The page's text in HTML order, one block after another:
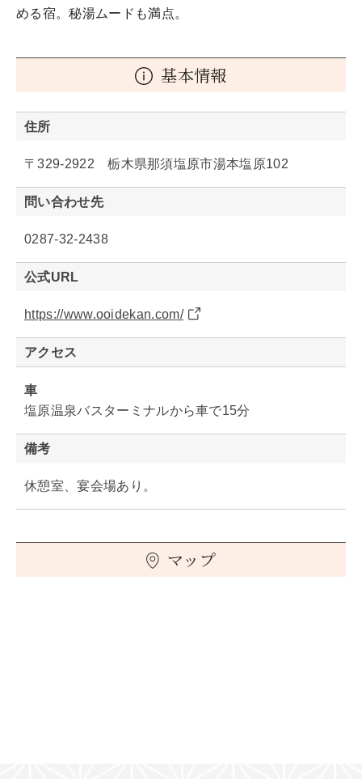
める宿。秘湯ムードも満点。
基本情報
住所
〒329-2922 栃木県那須塩原市湯本塩原102
問い合わせ先
0287-32-2438
公式URL
https://www.ooidekan.com/
アクセス
車
塩原温泉バスターミナルから車で15分
備考
休憩室、宴会場あり。
マップ